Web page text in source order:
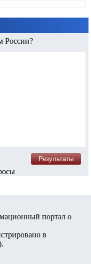
России?
портал о
в